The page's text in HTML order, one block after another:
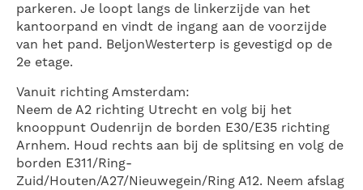
parkeren. Je loopt langs de linkerzijde van het
kantoorpand en vindt de ingang aan de voorzijde
van het pand. BeljonWesterterp is gevestigd op de
2e etage.
Vanuit richting Amsterdam:
Neem de A2 richting Utrecht en volg bij het
knooppunt Oudenrijn de borden E30/E35 richting
Arnhem. Houd rechts aan bij de splitsing en volg de
borden E311/Ring-
Zuid/Houten/A27/Nieuwegein/Ring A12. Neem afslag